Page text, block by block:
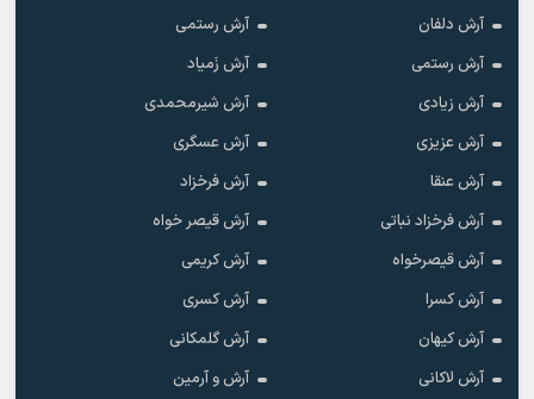
آرش دلفان
آرش رستمى
آرش رستمی
آرش زَمیاد
آرش زیادی
آرش شیرمحمدی
آرش عزیزی
آرش عسگری
آرش عنقا
آرش فرخزاد
آرش فرخزاد نباتی
آرش قیصر خواه
آرش قیصرخواه
آرش کریمی
آرش کسرا
آرش کسری
آرش کیهان
آرش گلمکانی
آرش لاکانی
آرش و آرمین